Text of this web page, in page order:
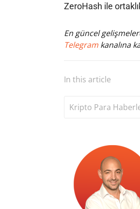
ZeroHash ile
En güncel
Telegram kanalına
In this article
Kripto Para